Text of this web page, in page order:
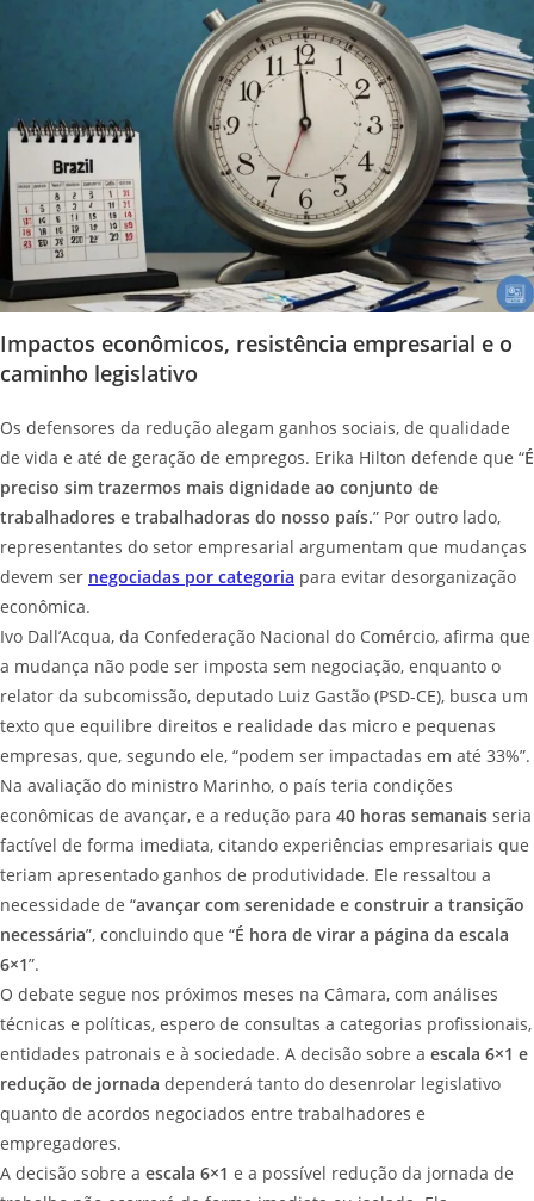
Impactos econômicos, resistência empresarial e o
caminho legislativo
Os defensores da redução alegam ganhos sociais, de qualidade
de vida e até de geração de empregos. Erika Hilton defende que “É
preciso sim trazermos mais dignidade ao conjunto de
trabalhadores e trabalhadoras do nosso país.” Por outro lado,
representantes do setor empresarial argumentam que mudanças
devem ser negociadas por categoria para evitar desorganização
econômica.
Ivo Dall’Acqua, da Confederação Nacional do Comércio, afirma que
a mudança não pode ser imposta sem negociação, enquanto o
relator da subcomissão, deputado Luiz Gastão (PSD-CE), busca um
texto que equilibre direitos e realidade das micro e pequenas
empresas, que, segundo ele, “podem ser impactadas em até 33%”.
Na avaliação do ministro Marinho, o país teria condições
econômicas de avançar, e a redução para 40 horas semanais seria
factível de forma imediata, citando experiências empresariais que
teriam apresentado ganhos de produtividade. Ele ressaltou a
necessidade de “avançar com serenidade e construir a transição
necessária”, concluindo que “É hora de virar a página da escala
6×1”.
O debate segue nos próximos meses na Câmara, com análises
técnicas e políticas, espero de consultas a categorias profissionais,
entidades patronais e à sociedade. A decisão sobre a escala 6×1 e
redução de jornada dependerá tanto do desenrolar legislativo
quanto de acordos negociados entre trabalhadores e
empregadores.
A decisão sobre a escala 6×1 e a possível redução da jornada de